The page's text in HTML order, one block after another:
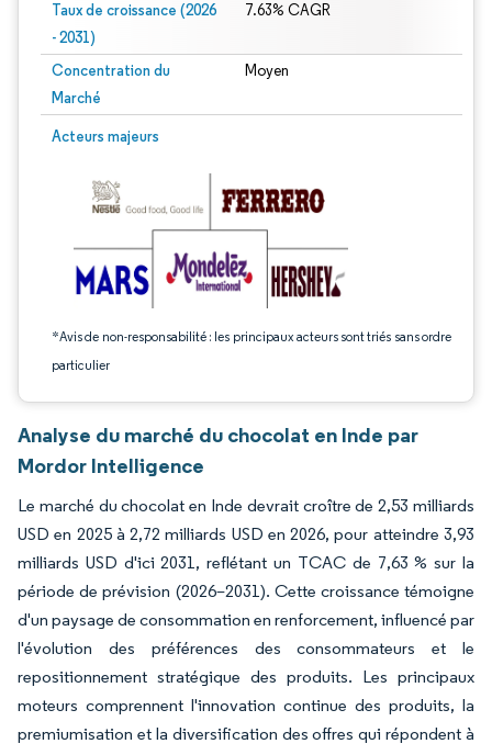
Taux de croissance (2026
- 2031)
7.63% CAGR
Concentration du
Marché
Moyen
Acteurs majeurs
*Avis de non-responsabilité : les principaux acteurs sont triés sans ordre
particulier
Image © Mordor Intelligence. La réutilisation nécessite une attribution sous CC
Analyse du marché du chocolat en Inde par
Mordor Intelligence
Le marché du chocolat en Inde devrait croître de 2,53 milliards
USD en 2025 à 2,72 milliards USD en 2026, pour atteindre 3,93
milliards USD d'ici 2031, reflétant un TCAC de 7,63 % sur la
période de prévision (2026–2031). Cette croissance témoigne
d'un paysage de consommation en renforcement, influencé par
l'évolution des préférences des consommateurs et le
repositionnement stratégique des produits. Les principaux
moteurs comprennent l'innovation continue des produits, la
premiumisation et la diversification des offres qui répondent à